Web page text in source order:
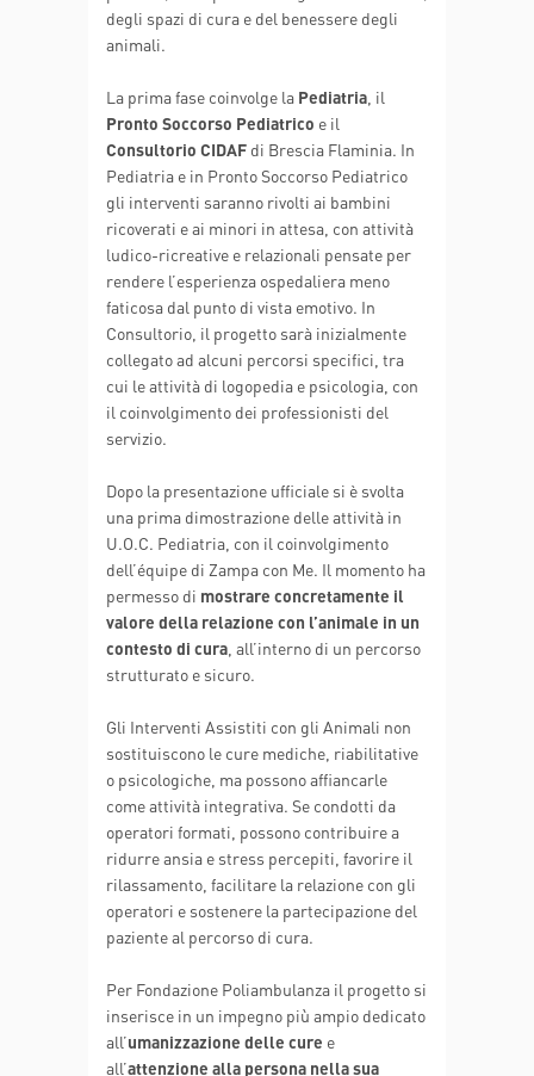
degli spazi di cura e del benessere degli
animali.
La prima fase coinvolge la Pediatria , il
Pronto Soccorso Pediatrico e il
Consultorio CIDAF di Brescia Flaminia. In
Pediatria e in Pronto Soccorso Pediatrico
gli interventi saranno rivolti ai bambini
ricoverati e ai minori in attesa, con attività
ludico-ricreative e relazionali pensate per
rendere l’esperienza ospedaliera meno
faticosa dal punto di vista emotivo. In
Consultorio, il progetto sarà inizialmente
collegato ad alcuni percorsi specifici, tra
cui le attività di logopedia e psicologia, con
il coinvolgimento dei professionisti del
servizio.
Dopo la presentazione ufficiale si è svolta
una prima dimostrazione delle attività in
U.O.C. Pediatria, con il coinvolgimento
dell’équipe di Zampa con Me. Il momento ha
permesso di mostrare concretamente il
valore della relazione con l’animale in un
contesto di cura , all’interno di un percorso
strutturato e sicuro.
Gli Interventi Assistiti con gli Animali non
sostituiscono le cure mediche, riabilitative
o psicologiche, ma possono affiancarle
come attività integrativa. Se condotti da
operatori formati, possono contribuire a
ridurre ansia e stress percepiti, favorire il
rilassamento, facilitare la relazione con gli
operatori e sostenere la partecipazione del
paziente al percorso di cura.
Per Fondazione Poliambulanza il progetto si
inserisce in un impegno più ampio dedicato
all’umanizzazione delle cure e
all’attenzione alla persona nella sua